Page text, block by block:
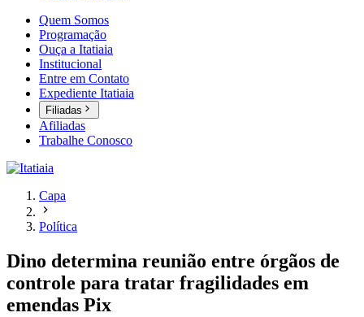
Quem Somos
Programação
Ouça a Itatiaia
Institucional
Entre em Contato
Expediente Itatiaia
Filiadas
Afiliadas
Trabalhe Conosco
Capa
Política
Dino determina reunião entre órgãos de
controle para tratar fragilidades em
emendas Pix